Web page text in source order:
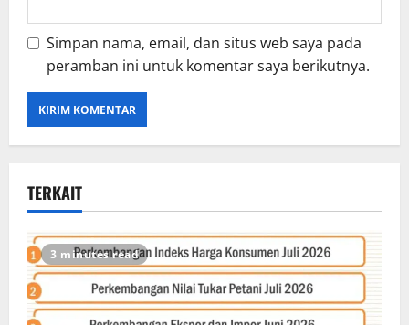
Simpan nama, email, dan situs web saya pada
peramban ini untuk komentar saya berikutnya.
TERKAIT
3 minutes read